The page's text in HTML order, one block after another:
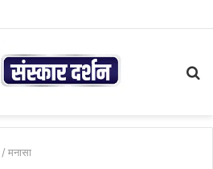
/ मनासा